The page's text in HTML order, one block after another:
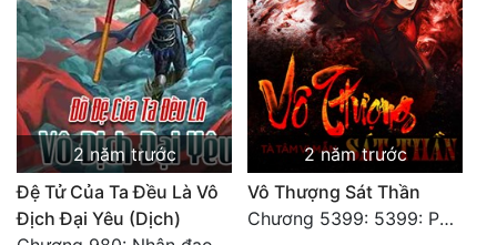
2 năm trước
Đệ Tử Của Ta Đều Là Vô
Địch Đại Yêu (Dịch)
2 năm trước
Vô Thượng Sát Thần
Chương 5399: 5399: Phá giải